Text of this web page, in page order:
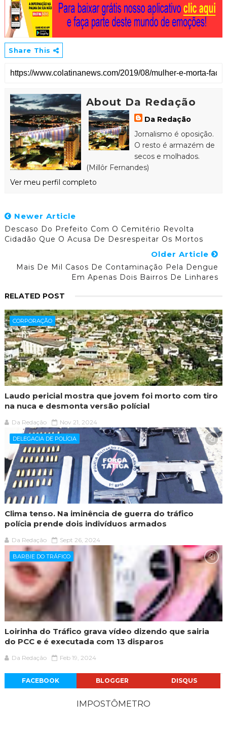
Share This
About Da Redação
Da Redação
Jornalismo é oposição.
O resto é armazém de
secos e molhados.
(Millôr Fernandes)
Ver meu perfil completo
Newer Article
Descaso Do Prefeito Com O Cemitério Revolta
Cidadão Que O Acusa De Desrespeitar Os Mortos
Older Article
Mais De Mil Casos De Contaminação Pela Dengue
Em Apenas Dois Bairros De Linhares
RELATED POST
CORPORAÇÃO
Laudo pericial mostra que jovem foi morto com tiro
na nuca e desmonta versão polícial
Da Redação Nov 21, 2024
DELEGACIA DE POLÍCIA
Clima tenso. Na iminência de guerra do tráfico
polícia prende dois indivíduos armados
Da Redação Sept 26, 2024
BARBIE DO TRÁFICO
Loirinha do Tráfico grava vídeo dizendo que sairia
do PCC e é executada com 13 disparos
Da Redação Feb 19, 2024
FACEBOOK BLOGGER DISQUS
IMPOSTÔMETRO